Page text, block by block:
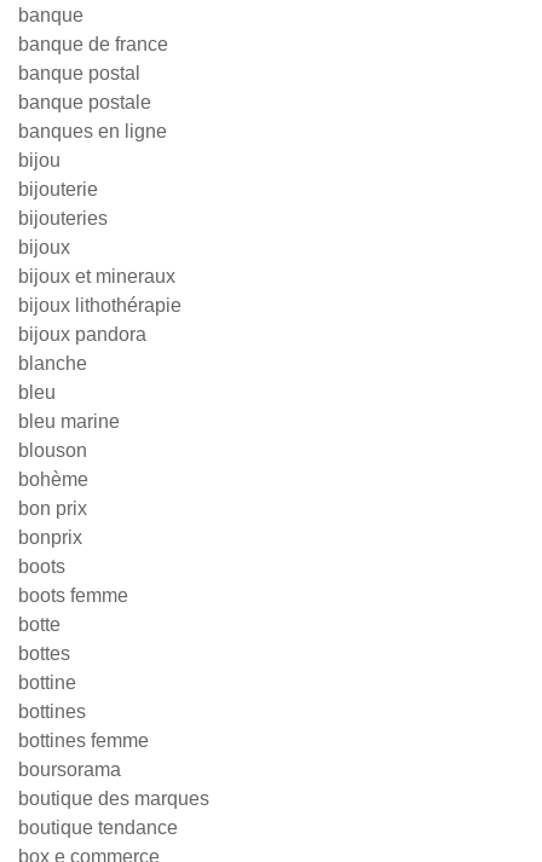
banque
banque de france
banque postal
banque postale
banques en ligne
bijou
bijouterie
bijouteries
bijoux
bijoux et mineraux
bijoux lithothérapie
bijoux pandora
blanche
bleu
bleu marine
blouson
bohème
bon prix
bonprix
boots
boots femme
botte
bottes
bottine
bottines
bottines femme
boursorama
boutique des marques
boutique tendance
box e commerce